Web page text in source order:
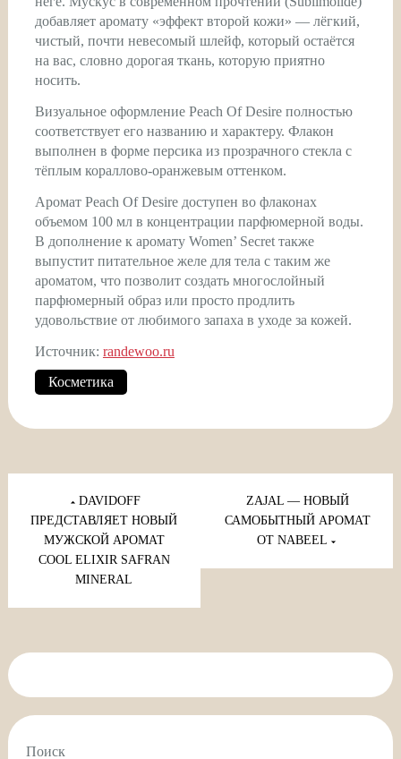
добавляет аромату «эффект второй кожи» — лёгкий,
чистый, почти невесомый шлейф, который остаётся
на вас, словно дорогая ткань, которую приятно
носить.
Визуальное оформление Peach Of Desire полностью
соответствует его названию и характеру. Флакон
выполнен в форме персика из прозрачного стекла с
тёплым кораллово-оранжевым оттенком.
Аромат Peach Of Desire доступен во флаконах
объемом 100 мл в концентрации парфюмерной воды.
В дополнение к аромату Women’ Secret также
выпустит питательное желе для тела с таким же
ароматом, что позволит создать многослойный
парфюмерный образ или просто продлить
удовольствие от любимого запаха в уходе за кожей.
Источник: randewoo.ru
Косметика
Навигация
по
записям
DAVIDOFF
ПРЕДСТАВЛЯЕТ НОВЫЙ
МУЖСКОЙ АРОМАТ
COOL ELIXIR SAFRAN
MINERAL
ZAJAL — НОВЫЙ
САМОБЫТНЫЙ АРОМАТ
ОТ NABEEL
Поиск